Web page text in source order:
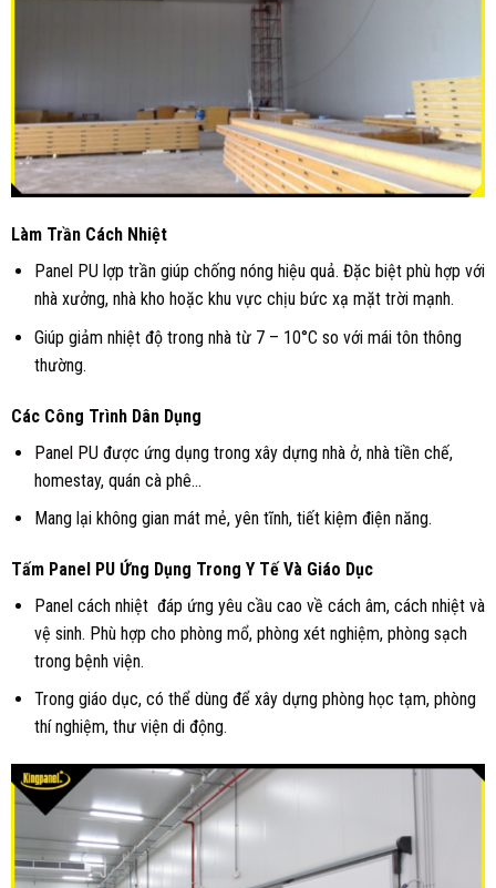
Làm Trần Cách Nhiệt
Panel PU lợp trần giúp chống nóng hiệu quả. Đặc biệt phù hợp với
nhà xưởng, nhà kho hoặc khu vực chịu bức xạ mặt trời mạnh.
Giúp giảm nhiệt độ trong nhà từ 7 – 10°C so với mái tôn thông
thường.
Các Công Trình Dân Dụng
Panel PUđược ứng dụng trong xây dựng nhà ở, nhà tiền chế,
homestay, quán cà phê…
Mang lại không gian mát mẻ, yên tĩnh, tiết kiệm điện năng.
Tấm Panel PU Ứng Dụng Trong Y Tế Và Giáo Dục
Panel cách nhiệt đáp ứng yêu cầu cao về cách âm, cách nhiệt và
vệ sinh. Phù hợp cho phòng mổ, phòng xét nghiệm, phòng sạch
trong bệnh viện.
Trong giáo dục, có thể dùng để xây dựng phòng học tạm, phòng
thí nghiệm, thư viện di động.